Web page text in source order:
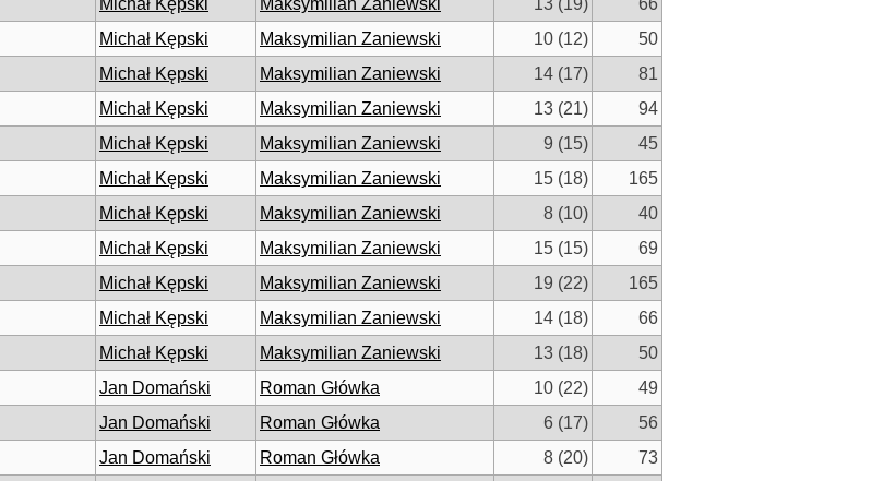
Michał Kępski Maksymilian Zaniewski 10 (12)
50
Michał Kępski Maksymilian Zaniewski 14 (17)
81
Michał Kępski Maksymilian Zaniewski 13 (21)
94
Michał Kępski Maksymilian Zaniewski 9 (15)
45
Michał Kępski Maksymilian Zaniewski 15 (18)
165
Michał Kępski Maksymilian Zaniewski 8 (10)
40
Michał Kępski Maksymilian Zaniewski 15 (15)
69
Michał Kępski Maksymilian Zaniewski 19 (22)
165
Michał Kępski Maksymilian Zaniewski 14 (18)
66
Michał Kępski Maksymilian Zaniewski 13 (18)
50
Jan Domański Roman Główka 10 (22)
49
Jan Domański Roman Główka 6 (17)
56
Jan Domański Roman Główka 8 (20)
73